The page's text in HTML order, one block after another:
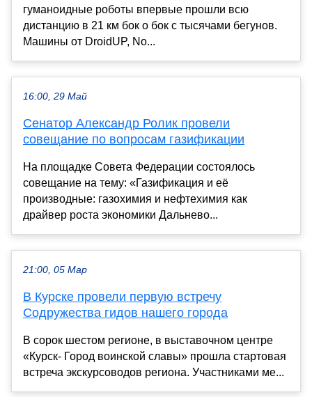
гуманоидные роботы впервые прошли всю
дистанцию в 21 км бок о бок с тысячами бегунов.
Машины от DroidUP, No...
16:00, 29 Май
Сенатор Александр Ролик провели
совещание по вопросам газификации
На площадке Совета Федерации состоялось
совещание на тему: «Газификация и её
производные: газохимия и нефтехимия как
драйвер роста экономики Дальнево...
21:00, 05 Мар
В Курске провели первую встречу
Содружества гидов нашего города
В сорок шестом регионе, в выставочном центре
«Курск- Город воинской славы» прошла стартовая
встреча экскурсоводов региона. Участниками ме...